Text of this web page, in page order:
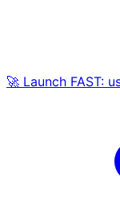
🚀 Launch FAST: